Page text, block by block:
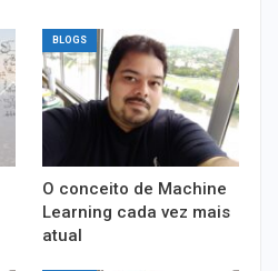
BLOGS
O conceito de Machine
Learning cada vez mais
atual